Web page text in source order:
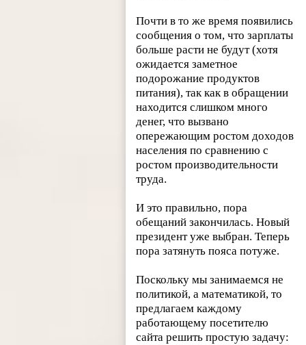
Почти в то же время появились
сообщения о том, что зарплаты
больше расти не будут (хотя
ожидается заметное
подорожание продуктов
питания), так как в обращении
находится слишком много
денег, что вызвано
опережающим ростом доходов
населения по сравнению с
ростом производительности
труда.
И это правильно, пора
обещаний закончилась. Новый
президент уже выбран. Теперь
пора затянуть пояса потуже.
Поскольку мы занимаемся не
политикой, а математикой, то
предлагаем каждому
работающему посетителю
сайта решить простую задачу: